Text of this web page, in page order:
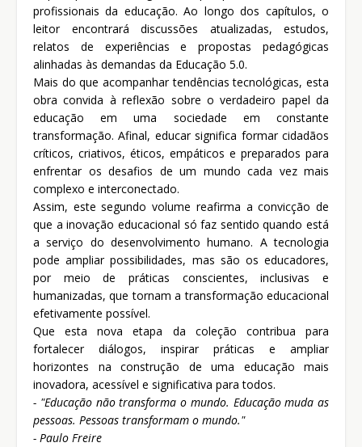
profissionais da educação. Ao longo dos capítulos, o
leitor encontrará discussões atualizadas, estudos,
relatos de experiências e propostas pedagógicas
alinhadas às demandas da Educação 5.0.
Mais do que acompanhar tendências tecnológicas, esta
obra convida à reflexão sobre o verdadeiro papel da
educação em uma sociedade em constante
transformação. Afinal, educar significa formar cidadãos
críticos, criativos, éticos, empáticos e preparados para
enfrentar os desafios de um mundo cada vez mais
complexo e interconectado.
Assim, este segundo volume reafirma a convicção de
que a inovação educacional só faz sentido quando está
a serviço do desenvolvimento humano. A tecnologia
pode ampliar possibilidades, mas são os educadores,
por meio de práticas conscientes, inclusivas e
humanizadas, que tornam a transformação educacional
efetivamente possível.
Que esta nova etapa da coleção contribua para
fortalecer diálogos, inspirar práticas e ampliar
horizontes na construção de uma educação mais
inovadora, acessível e significativa para todos.
- "Educação não transforma o mundo. Educação muda as
pessoas. Pessoas transformam o mundo."
- Paulo Freire